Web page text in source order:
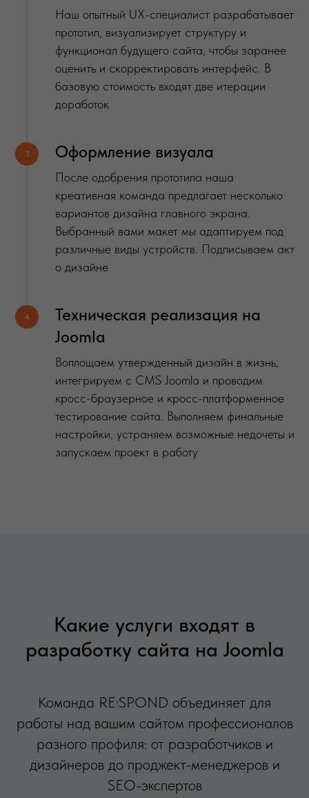
Наш опытный UX-специалист разрабатывает
прототип, визуализирует структуру и
функционал будущего сайта, чтобы заранее
оценить и скорректировать интерфейс. В
базовую стоимость входят две итерации
доработок
3 Оформление визуала
После одобрения прототипа наша
креативная команда предлагает несколько
вариантов дизайна главного экрана.
Выбранный вами макет мы адаптируем под
различные виды устройств. Подписываем акт
о дизайне
4
Техническая реализация на
Joomla
Воплощаем утвержденный дизайн в жизнь,
интегрируем с CMS Joomla и проводим
кросс-браузерное и кросс-платформенное
тестирование сайта. Выполняем финальные
настройки, устраняем возможные недочеты и
запускаем проект в работу
Какие услуги входят в
разработку сайта на Joomla
Команда RE:SPOND объединяет для
работы над вашим сайтом профессионалов
разного профиля: от разработчиков и
дизайнеров до проджект-менеджеров и
SEO-экспертов